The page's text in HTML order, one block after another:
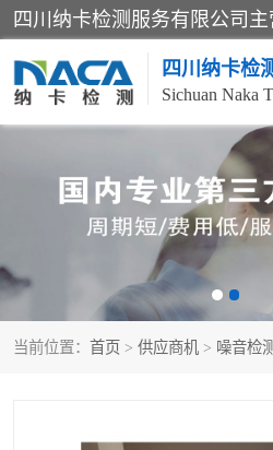
四川纳卡检
Sichuan Naka
当前位置： 首页 > 供应商机 > 噪音检
噪音检测
防护网检测
可靠性检测